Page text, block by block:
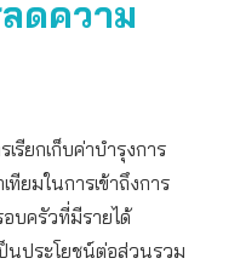
ดความ
รียกเก็บค่าบำรุงการ
ยมในการเข้าถึงการ
อบครัวที่มีรายได้
นประโยชน์ต่อส่วนรวม